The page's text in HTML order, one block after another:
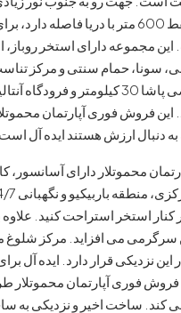
می آورد. فقط 600 متر با دریا فاصله دارد، برای زندگی
استخر روباز، استخر
سنتی و مرکز تناسب اندام
است. فرودگاه قاضی پاشا 30 کیلومتر و فرودگاه آنتالیا 140
آپارتمان محموتلار برای
هستند ایده آل است.
دارای آسانسور، کاملیا،
ژنراتور، ماهواره مرکزی، منطقه باربیکیو و نگهبانی 24/7 است. از
کنید. علاوه بر این، پارک
مرکز شلوغ محموتلار با
دارد. ایده آل برای خانه یا
محموتلار طراحی مدرن
اخیر و نزدیکی به ساحل آن، آن را